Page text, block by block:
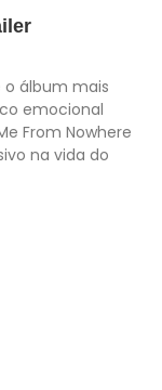
o álbum mais
emocional
From Nowhere
na vida do